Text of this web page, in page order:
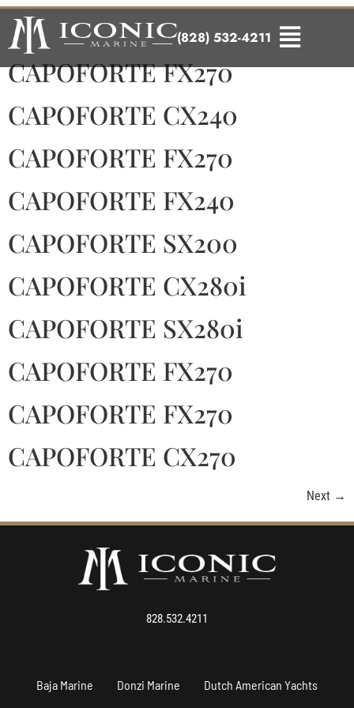
(828) 532-4211
Brand:Capoforte
CAPOFORTE FX270
CAPOFORTE CX240
CAPOFORTE FX270
CAPOFORTE FX240
CAPOFORTE SX200
CAPOFORTE CX280i
CAPOFORTE SX280i
CAPOFORTE FX270
CAPOFORTE FX270
CAPOFORTE CX270
Next →
828.532.4211
Baja Marine Donzi Marine Dutch American Yachts